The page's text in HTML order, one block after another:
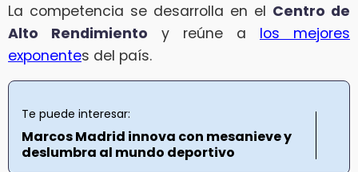
La competencia se desarrolla en el Centro de
Alto Rendimiento y reúne a los mejores
exponentes del país.
Te puede interesar:
Marcos Madrid innova con mesanieve y
deslumbra al mundo deportivo